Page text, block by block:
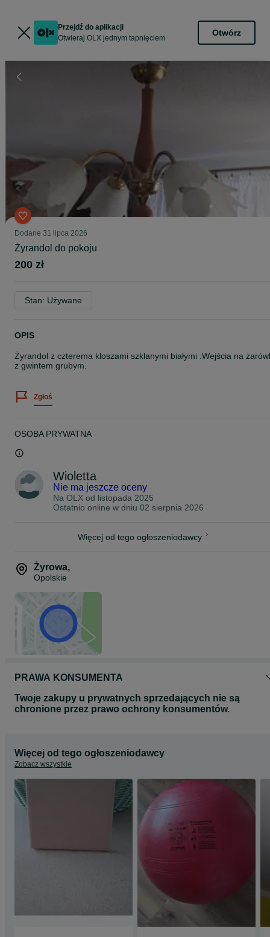
Przejdź do aplikacji
Otwieraj OLX jednym tapnięciem
Otwórz
Dodane 31 lipca 2026
Żyrandol do pokoju
200 zł
Stan: Używane
OPIS
Żyrandol z czterema kloszami szklanymi białymi .Wejścia na
z gwintem grubym.
Zgłoś
OSOBA PRYWATNA
Wioletta
Nie ma jeszcze oceny
Na OLX od listopada 2025
Ostatnio online w dniu 02 sierpnia 2026
Więcej od tego ogłoszeniodawcy
Żyrowa,
Opolskie
PRAWA KONSUMENTA
Twoje zakupy u prywatnych sprzedających nie są
chronione przez prawo ochrony konsumentów.
Więcej od tego ogłoszeniodawcy
Zobacz wszystkie